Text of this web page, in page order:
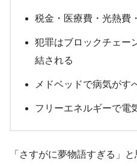
税金・医療費・光熱費
犯罪はブロックチェー
結される
メドベッドで病気がす
フリーエネルギーで電
「さすがに夢物語すぎる」